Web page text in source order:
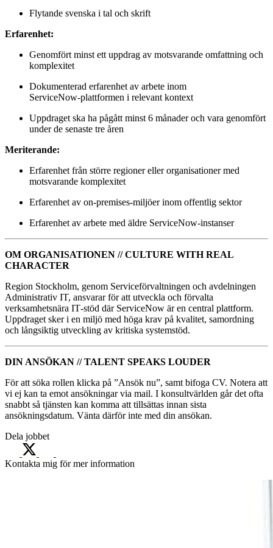
Flytande svenska i tal och skrift
Erfarenhet:
Genomfört minst ett uppdrag av motsvarande omfattning och
komplexitet
Dokumenterad erfarenhet av arbete inom
ServiceNow‑plattformen i relevant kontext
Uppdraget ska ha pågått minst 6 månader och vara genomfört
under de senaste tre åren
Meriterande:
Erfarenhet från större regioner eller organisationer med
motsvarande komplexitet
Erfarenhet av on-premises‑miljöer inom offentlig sektor
Erfarenhet av arbete med äldre ServiceNow‑instanser
OM ORGANISATIONEN // CULTURE WITH REAL
CHARACTER
Region Stockholm, genom Serviceförvaltningen och avdelningen
Administrativ IT, ansvarar för att utveckla och förvalta
verksamhetsnära IT‑stöd där ServiceNow är en central plattform.
Uppdraget sker i en miljö med höga krav på kvalitet, samordning
och långsiktig utveckling av kritiska systemstöd.
DIN ANSÖKAN // TALENT SPEAKS LOUDER
För att söka rollen klicka på ”Ansök nu”, samt bifoga CV. Notera att
vi ej kan ta emot ansökningar via mail. I konsultvärlden går det ofta
snabbt så tjänsten kan komma att tillsättas innan sista
ansökningsdatum. Vänta därför inte med din ansökan.
Dela jobbet
Kontakta mig för mer information